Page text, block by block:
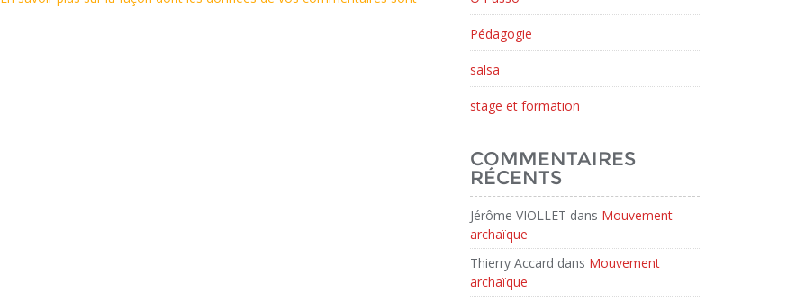
Pédagogie
salsa
stage et formation
COMMENTAIRES
RÉCENTS
Jérôme VIOLLET dans Mouvement
archaïque
Thierry Accard dans Mouvement
archaïque